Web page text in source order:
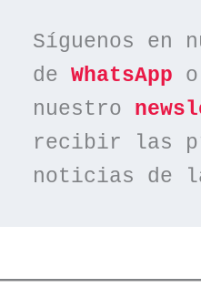
Síguenos en
de WhatsApp
nuestro
recibir las
noticias de la